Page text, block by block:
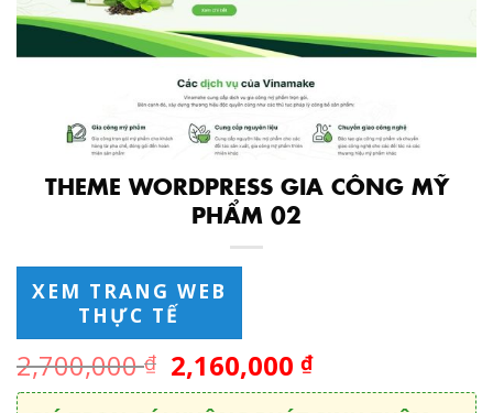
THEME WORDPRESS GIA CÔNG MỸ
PHẨM 02
XEM TRANG WEB
THỰC TẾ
2,700,000₫ 2,160,000₫